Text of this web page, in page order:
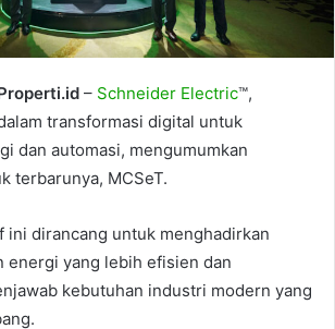
– Schneider Electric™,
transformasi digital untuk
dan automasi, mengumumkan
terbarunya, MCSeT.
ini dirancang untuk menghadirkan
energi yang lebih efisien dan
kebutuhan industri modern yang